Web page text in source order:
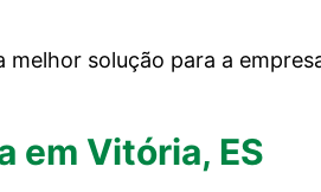
solução para a
em Vitória, ES